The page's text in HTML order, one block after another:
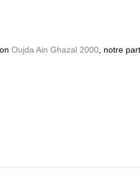
Oujda Ain Ghazal 2000 , notre